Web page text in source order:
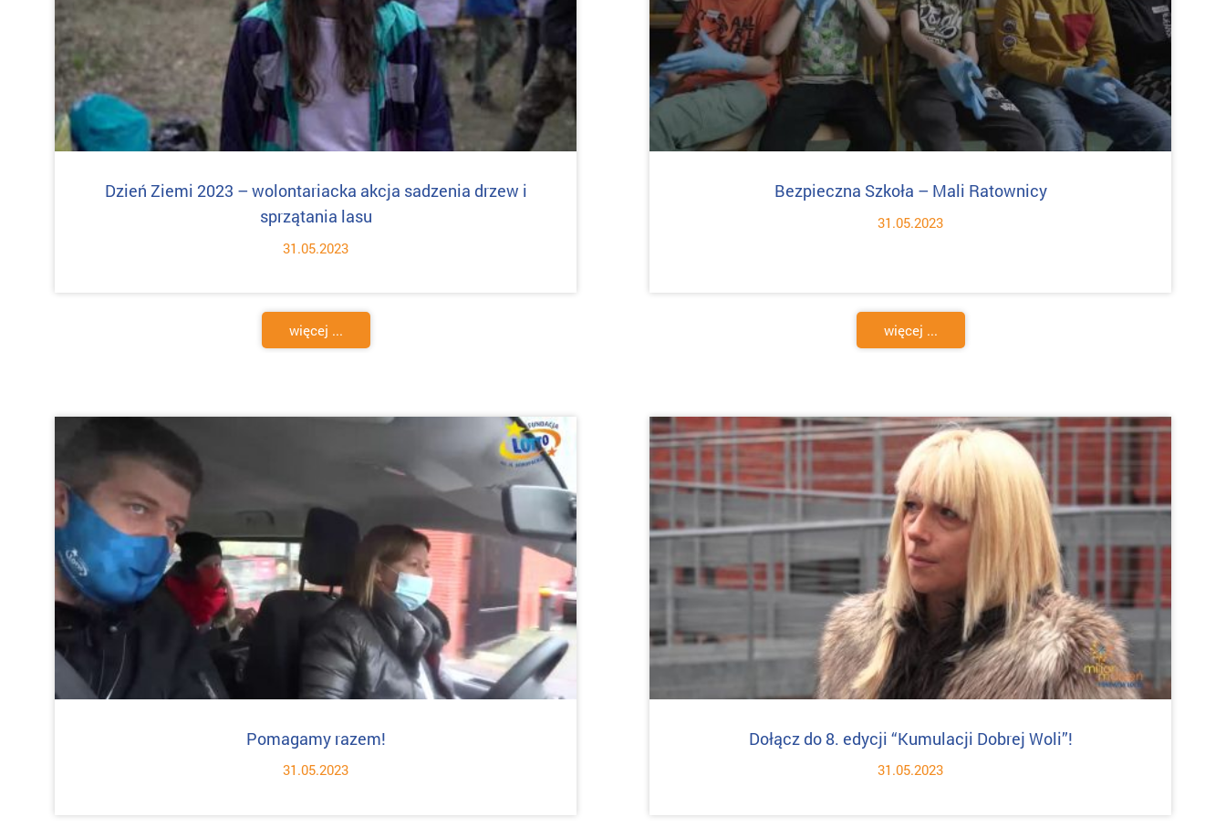
Dzień Ziemi 2023 – wolontariacka akcja sadzenia drzew i
sprzątania lasu
31.05.2023
więcej ...
Bezpieczna Szkoła – Mali Ratownicy
31.05.2023
więcej ...
Pomagamy razem!
31.05.2023
Dołącz do 8. edycji “Kumulacji Dobrej Woli”!
31.05.2023